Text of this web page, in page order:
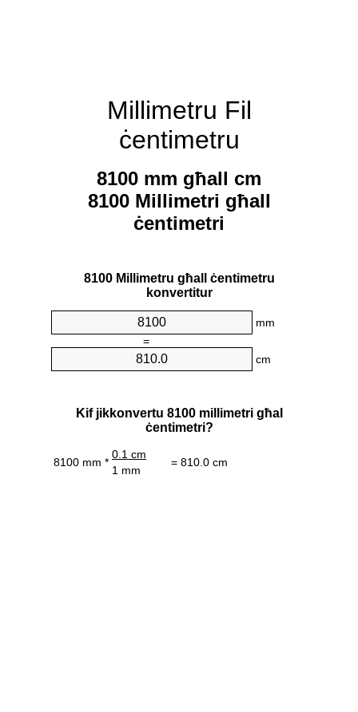
Millimetru Fil
ċentimetru
8100 mm għall cm
8100 Millimetri għall
ċentimetri
8100 Millimetru għall ċentimetru
konvertitur
mm
=
cm
Kif jikkonvertu 8100 millimetri għal
ċentimetri?
8100 mm *
0.1 cm
= 810.0 cm
1 mm